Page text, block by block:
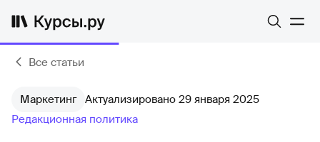
Все статьи
Маркетинг Актуализировано 29 января 2025
Редакционная политика